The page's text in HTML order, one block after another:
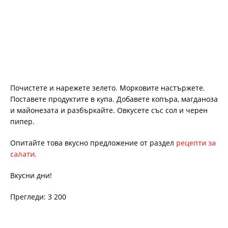
Почистете и нарежете зелето. Морковите настържете.
Поставете продуктите в купа. Добавете копъра, магданоза
и майонезата и разбъркайте. Овкусете със сол и черен
пипер.
Опитайте това вкусно предложение от раздел рецепти за
салати.
Вкусни дни!
Прегледи: 3 200